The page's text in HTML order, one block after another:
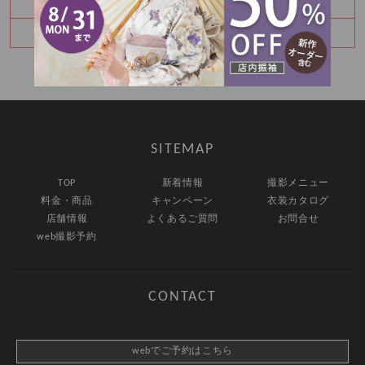
卒業袴レンタルご予約承り中♪
7月予約空き状況☆
SITEMAP
TOP 新着情報
撮影メニュー
料金・商品
キャンペーン
衣装カタログ
店舗情報
よくあるご質問
お問合せ
web撮影予約
CONTACT
webでご予約はこちら